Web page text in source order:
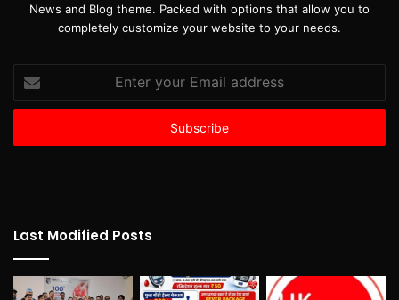
News and Blog theme. Packed with options that allow you to
completely customize your website to your needs.
your
Email
Last Modified Posts